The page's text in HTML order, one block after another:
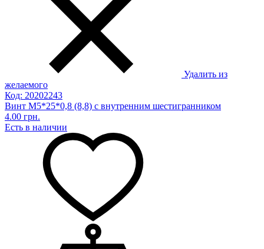
Удалить из
желаемого
Код: 20202243
Винт М5*25*0,8 (8,8) с внутренним шестигранником
4.00 грн.
Есть в наличии